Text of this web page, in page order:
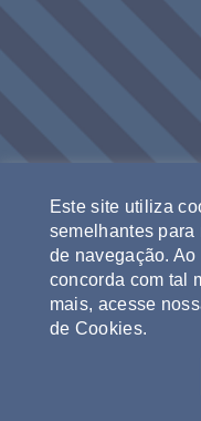
Este site utiliza
semelhantes para
de navegação.
concorda com tal
mais, acesse
de Cookies.